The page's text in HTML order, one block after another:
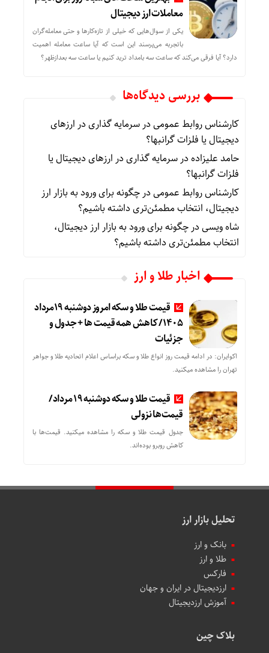
معاملات ارز دیجیتال
یکی از سوال‌هایی که خیلی از تازه‌کارها و حتی معامله‌گران
باتجربه می‌پرسند این است که آیا ساعت معامله اهمیت
دارد؟ آیا فرقی می‌کند که ساعت سه بامداد ترید کنیم یا ساعت سه بعدازظهر؟
بررسی دیدگاه‌ها
کارشناس روابط عمومیدرسرمایه گذاری در ارزهای
دیجیتال یا فلزات گرانبها؟
حامد علیزادهدرسرمایه گذاری در ارزهای دیجیتال یا
فلزات گرانبها؟
کارشناس روابط عمومیدرچگونه برای ورود به بازار ارز
دیجیتال، انتخاب مطمئن‌تری داشته باشیم؟
شاه ویسیدرچگونه برای ورود به بازار ارز دیجیتال،
انتخاب مطمئن‌تری داشته باشیم؟
اخبار طلا و ارز
قیمت طلا و سکه امروز دوشنبه 19مرداد
1405/ کاهش همه قیمت ها + جدول و
جزئیات
اکوایران: در ادامه قیمت روز انواع طلا و سکه براساس اعلام اتحادیه طلا و جواهر
تهران را مشاهده میکنید.
قیمت طلا و سکه دوشنبه 19 مرداد/
قیمت‌ها نزولی
جدول قیمت طلا و سکه را مشاهده میکنید. قیمت‌ها با
کاهش روبرو بوده‌اند.
تحلیل بازار ارز
بانک و ارز
طلا و ارز
فارکس
ارزدیجیتال در ایران و جهان
آموزش ارزدیجیتال
بلاک چین